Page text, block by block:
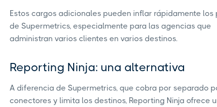
Estos cargos adicionales pueden inflar rápidamente los
de Supermetrics, especialmente para las agencias que
administran varios clientes en varios destinos.
Reporting Ninja: una alternativa
A diferencia de Supermetrics, que cobra por separado
conectores y limita los destinos, Reporting Ninja ofrece